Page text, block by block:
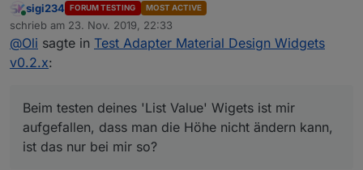
sorry, aber ich habe mir deinen Link zig mal durchgelesen,
aber anscheinend reicht mein Horizont dafür nicht aus.
Wäre nett wenn du mir da etwas unter die Arme greifen
könntest.
Was müsste ich in der Option 'time formats of x-axis'
eingeben, damit ich zur Uhrzeit zusätzlich noch das Datum
so?
Online
sigi234 FORUM TESTING MOST ACTIVE
schrieb am 23. Nov. 2019, 22:33
zuletzt editiert von
@Oli sagte in Test Adapter Material Design Widgets
v0.2.x:
Beim testen deines 'List Value' Wigets ist mir
aufgefallen, dass man die Höhe nicht ändern kann,
ist das nur bei mir so?